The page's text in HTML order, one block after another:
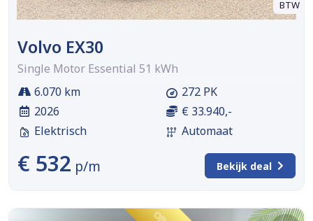
BTW
Volvo EX30
Single Motor Essential 51 kWh
6.070 km
2026
Elektrisch
272 PK
€ 33.940,-
Automaat
€ 532 p/m Bekijk deal